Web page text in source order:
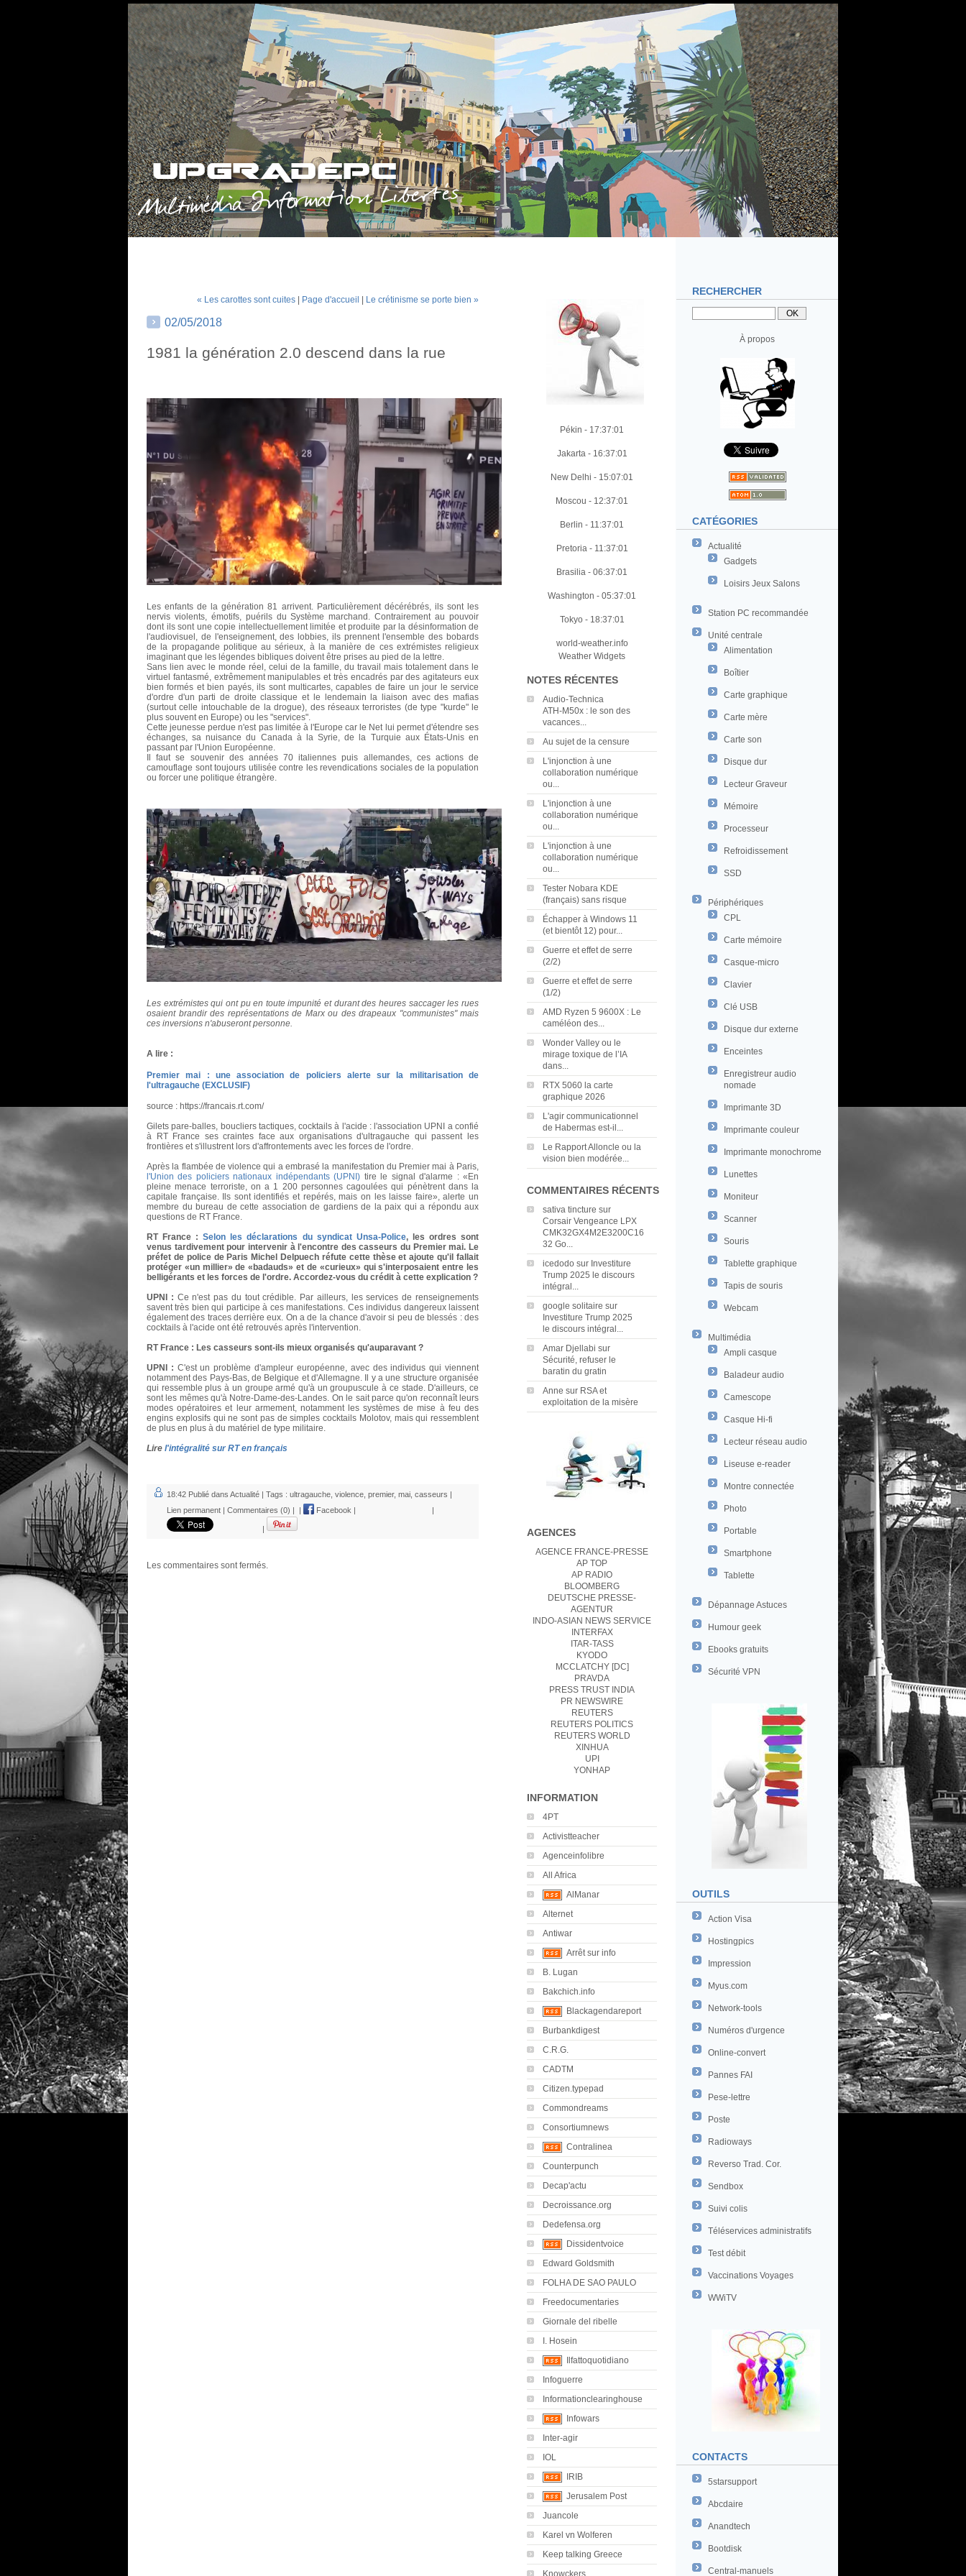
RECHERCHER
À propos
CATÉGORIES
Actualité
Gadgets
Loisirs Jeux Salons
Station PC recommandée
Unité centrale
Alimentation
Boîtier
Carte graphique
Carte mère
Carte son
Disque dur
Lecteur Graveur
Mémoire
Processeur
Refroidissement
SSD
Périphériques
CPL
Carte mémoire
Casque-micro
Clavier
Clé USB
Disque dur externe
Enceintes
Enregistreur audio
nomade
Imprimante 3D
Imprimante couleur
Imprimante monochrome
Lunettes
Moniteur
Scanner
Souris
Tablette graphique
Tapis de souris
Webcam
Multimédia
Ampli casque
Baladeur audio
Camescope
Casque Hi-fi
Lecteur réseau audio
Liseuse e-reader
Montre connectée
Photo
Portable
Smartphone
Tablette
Dépannage Astuces
Humour geek
Ebooks gratuits
Sécurité VPN
OUTILS
Action Visa
Hostingpics
Impression
Myus.com
Network-tools
Numéros d'urgence
Online-convert
Pannes FAI
Pese-lettre
Poste
Radioways
Reverso Trad. Cor.
Sendbox
Suivi colis
Téléservices administratifs
Test débit
Vaccinations Voyages
WWiTV
CONTACTS
5starsupport
Abcdaire
Anandtech
Bootdisk
Central-manuels
Pékin - 17:37:02
Jakarta- 16:37:02
New Delhi - 15:07:02
Moscou - 12:37:02
Berlin - 11:37:02
Pretoria- 11:37:02
Brasilia - 06:37:02
Washington - 05:37:02
Tokyo - 18:37:02
world-weather.info
Weather Widgets
NOTES RÉCENTES
Audio‑Technica
ATH‑M50x : le son des
vacances...
Au sujet de la censure
L'injonction à une
collaboration numérique
ou...
L'injonction à une
collaboration numérique
ou...
L'injonction à une
collaboration numérique
ou...
Tester Nobara KDE
(français) sans risque
Échapper à Windows 11
(et bientôt 12) pour...
Guerre et effet de serre
(2/2)
Guerre et effet de serre
(1/2)
AMD Ryzen 5 9600X : Le
caméléon des...
Wonder Valley ou le
mirage toxique de l’IA
dans...
RTX 5060 la carte
graphique 2026
L'agir communicationnel
de Habermas est-il...
Le Rapport Alloncle ou la
vision bien modérée...
COMMENTAIRES RÉCENTS
sativa tincture sur
Corsair Vengeance LPX
CMK32GX4M2E3200C16
32 Go...
icedodo sur Investiture
Trump 2025 le discours
intégral...
google solitaire sur
Investiture Trump 2025
le discours intégral...
Amar Djellabi sur
Sécurité, refuser le
baratin du gratin
Anne sur RSA et
exploitation de la misère
AGENCES
AGENCE FRANCE-PRESSE
AP TOP
AP RADIO
BLOOMBERG
DEUTSCHE PRESSE-
AGENTUR
INDO-ASIAN NEWS SERVICE
INTERFAX
ITAR-TASS
KYODO
MCCLATCHY [DC]
PRAVDA
PRESS TRUST INDIA
PR NEWSWIRE
REUTERS
REUTERS POLITICS
REUTERS WORLD
XINHUA
UPI
YONHAP
INFORMATION
4PT
Activistteacher
Agenceinfolibre
All Africa
AlManar
Alternet
Antiwar
Arrêt sur info
B. Lugan
Bakchich.info
Blackagendareport
Burbankdigest
C.R.G.
CADTM
Citizen.typepad
Commondreams
Consortiumnews
Contralinea
Counterpunch
Decap'actu
Decroissance.org
Dedefensa.org
Dissidentvoice
Edward Goldsmith
FOLHA DE SAO PAULO
Freedocumentaries
Giornale del ribelle
I. Hosein
Ilfattoquotidiano
Infoguerre
Informationclearinghouse
Infowars
Inter-agir
IOL
IRIB
Jerusalem Post
Juancole
Karel vn Wolferen
Keep talking Greece
Knowckers
« Les carottes sont cuites Page d'accueil Le crétinisme se porte bien »
02/05/2018
1981 la génération 2.0 descend dans la rue
Les enfants de la génération 81 arrivent. Particulièrement décérébrés, ils sont les
nervis violents, émotifs, puérils du Système marchand. Contrairement au pouvoir
dont ils sont une copie intellectuellement limitée et produite par la désinformation de
l'audiovisuel, de l'enseignement, des lobbies, ils prennent l'ensemble des bobards
de la propagande politique au sérieux, à la manière de ces extrémistes religieux
imaginant que les légendes bibliques doivent être prises au pied de la lettre.
Sans lien avec le monde réel, celui de la famille, du travail mais totalement dans le
virtuel fantasmé, extrêmement manipulables et très encadrés par des agitateurs eux
bien formés et bien payés, ils sont multicartes, capables de faire un jour le service
d'ordre d'un parti de droite classique et le lendemain la liaison avec des mafias
(surtout celle intouchable de la drogue), des réseaux terroristes (de type "kurde" le
plus souvent en Europe) ou les "services".
Cette jeunesse perdue n'est pas limitée à l'Europe car le Net lui permet d'étendre ses
échanges, sa nuisance du Canada à la Syrie, de la Turquie aux États-Unis en
passant par l'Union Européenne.
Il faut se souvenir des années 70 italiennes puis allemandes, ces actions de
camouflage sont toujours utilisée contre les revendications sociales de la population
ou forcer une politique étrangère.
Les extrémistes qui ont pu en toute impunité et durant des heures saccager les rues
osaient brandir des représentations de Marx ou des drapeaux "communistes" mais
ces inversions n'abuseront personne.
A lire :
Premier mai : une association de policiers alerte sur la militarisation de
l'ultragauche (EXCLUSIF)
source : https://francais.rt.com/
Gilets pare-balles, boucliers tactiques, cocktails à l'acide : l'association UPNI a confié
à RT France ses craintes face aux organisations d'ultragauche qui passent les
frontières et s'illustrent lors d'affrontements avec les forces de l'ordre.
Après la flambée de violence qui a embrasé la manifestation du Premier mai à Paris,
l'Union des policiers nationaux indépendants (UPNI) tire le signal d'alarme : «En
pleine menace terroriste, on a 1 200 personnes cagoulées qui pénètrent dans la
capitale française. Ils sont identifiés et repérés, mais on les laisse faire», alerte un
membre du bureau de cette association de gardiens de la paix qui a répondu aux
questions de RT France.
RT France :Selon les déclarations du syndicat Unsa-Police, les ordres sont
venus tardivement pour intervenir à l'encontre des casseurs du Premier mai. Le
préfet de police de Paris Michel Delpuech réfute cette thèse et ajoute qu'il fallait
protéger «un millier» de «badauds» et de «curieux» qui s'interposaient entre les
belligérants et les forces de l'ordre. Accordez-vous du crédit à cette explication ?
UPNI : Ce n'est pas du tout crédible. Par ailleurs, les services de renseignements
savent très bien qui participe à ces manifestations. Ces individus dangereux laissent
également des traces derrière eux. On a de la chance d'avoir si peu de blessés : des
cocktails à l'acide ont été retrouvés après l'intervention.
RT France : Les casseurs sont-ils mieux organisés qu'auparavant ?
UPNI : C'est un problème d'ampleur européenne, avec des individus qui viennent
notamment des Pays-Bas, de Belgique et d'Allemagne. Il y a une structure organisée
qui ressemble plus à un groupe armé qu'à un groupuscule à ce stade. D'ailleurs, ce
sont les mêmes qu'à Notre-Dame-des-Landes. On le sait parce qu'on reconnaît leurs
modes opératoires et leur armement, notamment les systèmes de mise à feu des
engins explosifs qui ne sont pas de simples cocktails Molotov, mais qui ressemblent
de plus en plus à du matériel de type militaire.
Lire l'intégralité sur RT en français
18:42 Publié dans Actualité | Tags : ultragauche, violence, premier, mai, casseurs
Lien permanent
Commentaires (0) Facebook
Les commentaires sont fermés.